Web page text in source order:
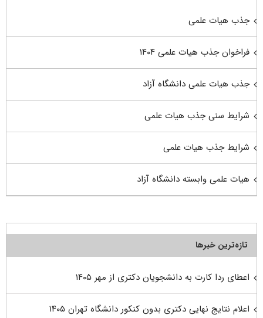
جذب هیات علمی
فراخوان جذب هیات علمی ۱۴۰۴
جذب هیات علمی دانشگاه آزاد
شرایط سنی جذب هیات علمی
شرایط جذب هیات علمی
هیات علمی وابسته دانشگاه آزاد
تازه‌ترین خبرها
اعطای ردا کارت به دانشجویان دکتری از مهر ۱۴۰۵
اعلام نتایج نهایی دکتری بدون کنکور دانشگاه تهران ۱۴۰۵